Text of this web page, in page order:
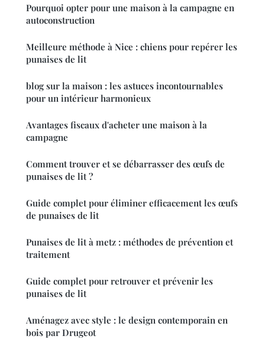
Pourquoi opter pour une maison à la campagne en
autoconstruction
Meilleure méthode à Nice : chiens pour repérer les
punaises de lit
blog sur la maison : les astuces incontournables
pour un intérieur harmonieux
Avantages fiscaux d'acheter une maison à la
campagne
Comment trouver et se débarrasser des œufs de
punaises de lit ?
Guide complet pour éliminer efficacement les œufs
de punaises de lit
Punaises de lit à metz : méthodes de prévention et
traitement
Guide complet pour retrouver et prévenir les
punaises de lit
Aménagez avec style : le design contemporain en
bois par Drugeot